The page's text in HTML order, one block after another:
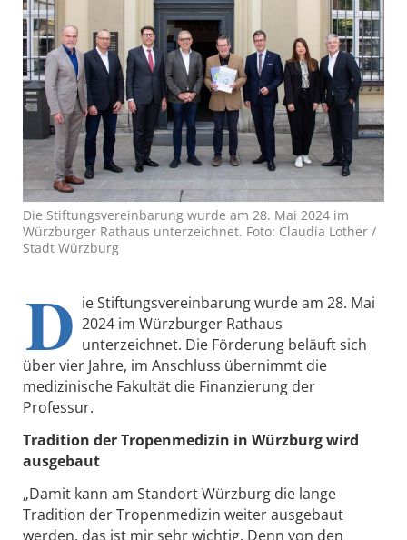
Die Stiftungsvereinbarung wurde am 28. Mai 2024 im
Würzburger Rathaus unterzeichnet. Foto: Claudia Lother /
Stadt Würzburg
D ie Stiftungsvereinbarung wurde am 28. Mai
2024 im Würzburger Rathaus
unterzeichnet. Die Förderung beläuft sich
über vier Jahre, im Anschluss übernimmt die
medizinische Fakultät die Finanzierung der
Professur.
Tradition der Tropenmedizin in Würzburg wird
ausgebaut
„Damit kann am Standort Würzburg die lange
Tradition der Tropenmedizin weiter ausgebaut
werden, das ist mir sehr wichtig. Denn von den